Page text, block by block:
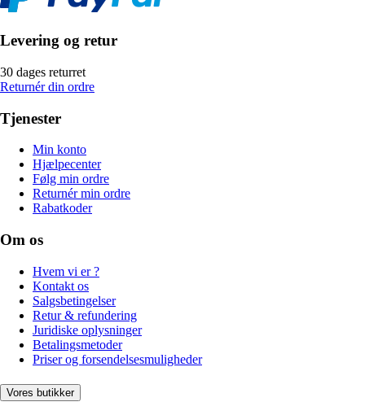
Levering og retur
30 dages returret
Returnér din ordre
Tjenester
Min konto
Hjælpecenter
Følg min ordre
Returnér min ordre
Rabatkoder
Om os
Hvem vi er ?
Kontakt os
Salgsbetingelser
Retur & refundering
Juridiske oplysninger
Betalingsmetoder
Priser og forsendelsesmuligheder
Vores butikker